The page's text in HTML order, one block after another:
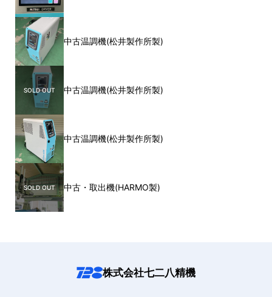
中古温調機(松井製作所製)
中古温調機(松井製作所製)
中古温調機(松井製作所製)
中古・取出機(HARMO製)
株式会社七二八精機